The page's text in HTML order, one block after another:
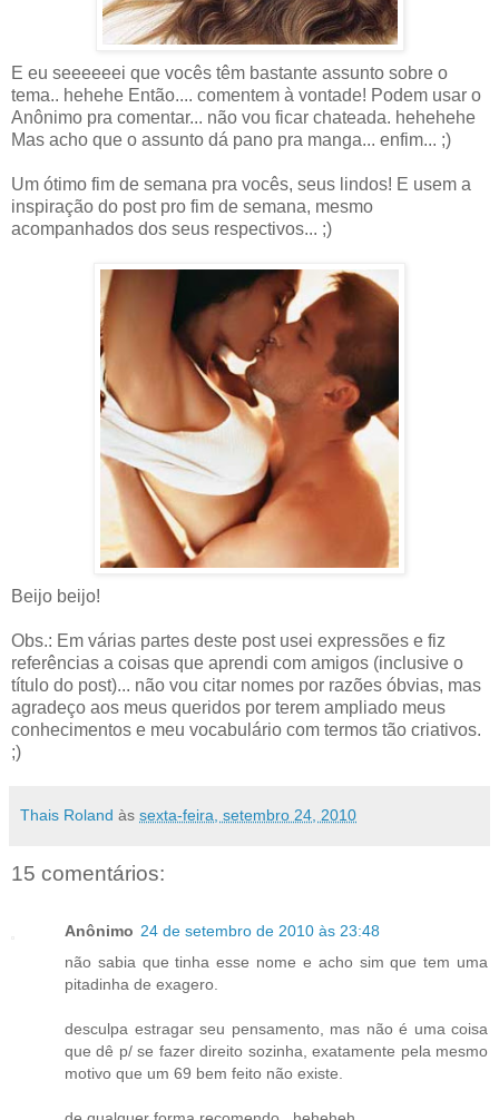
E eu seeeeeei que vocês têm bastante assunto sobre o
tema.. hehehe Então.... comentem à vontade! Podem usar o
Anônimo pra comentar... não vou ficar chateada. hehehehe
Mas acho que o assunto dá pano pra manga... enfim... ;)
Um ótimo fim de semana pra vocês, seus lindos! E usem a
inspiração do post pro fim de semana, mesmo
acompanhados dos seus respectivos... ;)
Beijo beijo!
Obs.: Em várias partes deste post usei expressões e fiz
referências a coisas que aprendi com amigos (inclusive o
título do post)... não vou citar nomes por razões óbvias, mas
agradeço aos meus queridos por terem ampliado meus
conhecimentos e meu vocabulário com termos tão criativos.
;)
Thais Roland às sexta-feira, setembro 24, 2010
15 comentários:
Anônimo 24 de setembro de 2010 às 23:48
não sabia que tinha esse nome e acho sim que tem uma
pitadinha de exagero.
desculpa estragar seu pensamento, mas não é uma coisa
que dê p/ se fazer direito sozinha, exatamente pela mesmo
motivo que um 69 bem feito não existe.